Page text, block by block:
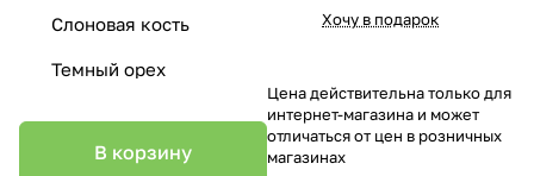
Слоновая кость
Темный орех
В корзину
Хочу в подарок
Цена действительна только для
интернет-магазина и может
отличаться от цен в розничных
магазинах